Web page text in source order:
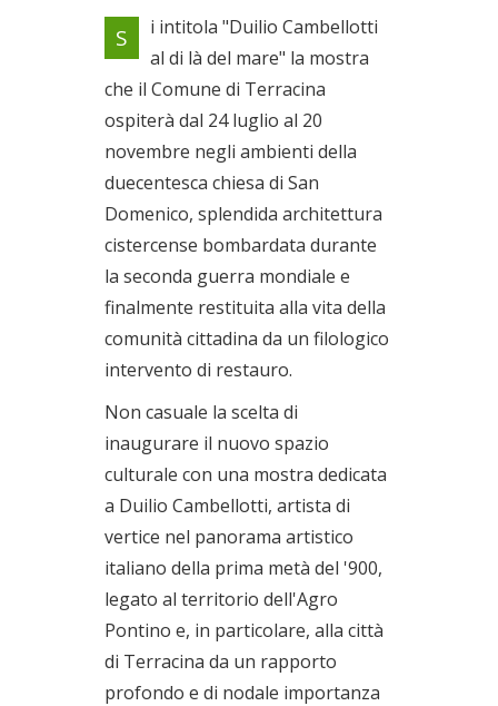
La mostra che il Comune di
Terracina ospita negli
ambienti della duecentesca
chiesa di San Domenico
Dal 24/07/2021 al
20/11/2021
S
i intitola "Duilio Cambellotti
al di là del mare" la mostra
che il Comune di Terracina
ospiterà dal 24 luglio al 20
novembre negli ambienti della
duecentesca chiesa di San
Domenico, splendida architettura
cistercense bombardata durante
la seconda guerra mondiale e
finalmente restituita alla vita della
comunità cittadina da un filologico
intervento di restauro.
Non casuale la scelta di
inaugurare il nuovo spazio
culturale con una mostra dedicata
a Duilio Cambellotti, artista di
vertice nel panorama artistico
italiano della prima metà del '900,
legato al territorio dell'Agro
Pontino e, in particolare, alla città
di Terracina da un rapporto
profondo e di nodale importanza